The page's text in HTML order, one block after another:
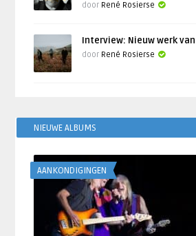
door René Rosierse
Interview: Nieuw werk
door René Rosierse
NIEUWE ALBUMS
AANKONDIGINGEN